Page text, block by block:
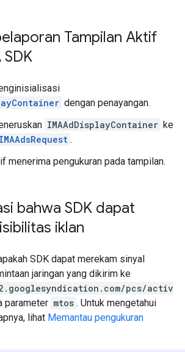
Tampilan Aktif
dengan penayangan.
IMAAdDisplayContainer ke
IMAAdsRequest .
menerima pengukuran pada tampilan.
bahwa SDK dapat
iklan
SDK dapat merekam sinyal
jaringan yang dikirim ke
pcs/activ
parameter mtos . Untuk mengetahui
lihat Memantau pengukuran